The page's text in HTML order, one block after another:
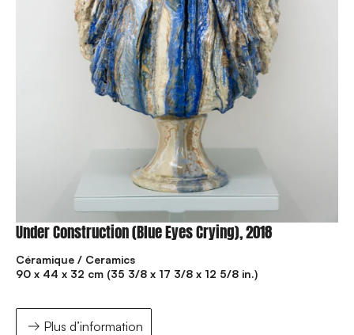
Under Construction (Blue Eyes Crying), 2018
Céramique / Ceramics
90 x 44 x 32 cm (35 3/8 x 17 3/8 x 12 5/8 in.)
Plus d’information